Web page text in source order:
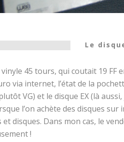
Le
45 tours, qui coutait 19 FF
via internet, l’état de la
VG) et le disque EX (là
l’on achète des disques
et disques. Dans mon cas, le
!